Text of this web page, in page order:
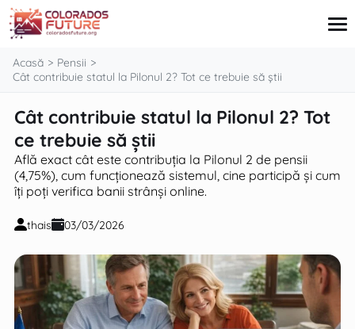
conținut
Card de credit
Imobiliare
Credite
Pensii
Investiții
Acasă
Pensii
Cât contribuie statul la Pilonul 2? Tot ce trebuie să știi
Cât contribuie statul la Pilonul 2? Tot
ce trebuie să știi
Află exact cât este contribuția la Pilonul 2 de pensii
(4,75%), cum funcționează sistemul, cine participă și cum
îți poți verifica banii strânși online.
thais 03/03/2026